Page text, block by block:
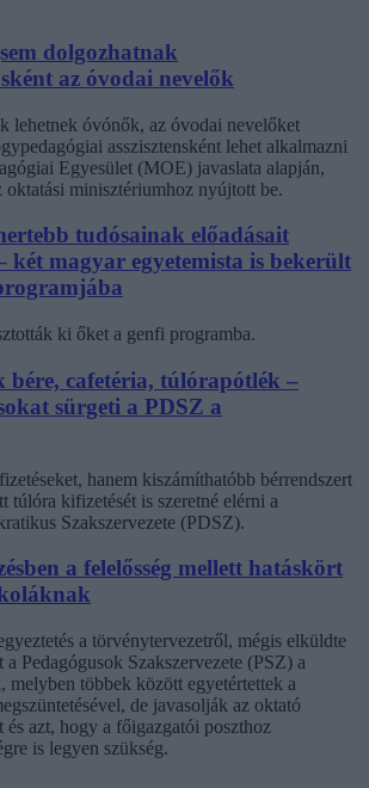
dolgozhatnak
az óvodai nevelők
lehetnek óvónők, az óvodai nevelőket
asszisztensként lehet alkalmazni
Egyesület (MOE) javaslata alapján,
oktatási minisztériumhoz nyújtott be.
tudósainak előadásait
magyar egyetemista is bekerült
ki őket a genfi programba.
bére, cafetéria, túlórapótlék –
sürgeti a PDSZ a
hanem kiszámíthatóbb bérrendszert
túlóra kifizetését is szeretné elérni a
Szakszervezete (PDSZ).
a felelősség mellett hatáskört
a törvénytervezetről, mégis elküldte
a Pedagógusok Szakszervezete (PSZ) a
melyben többek között egyetértettek a
de javasolják az oktató
és azt, hogy a főigazgatói poszthoz
is legyen szükség.